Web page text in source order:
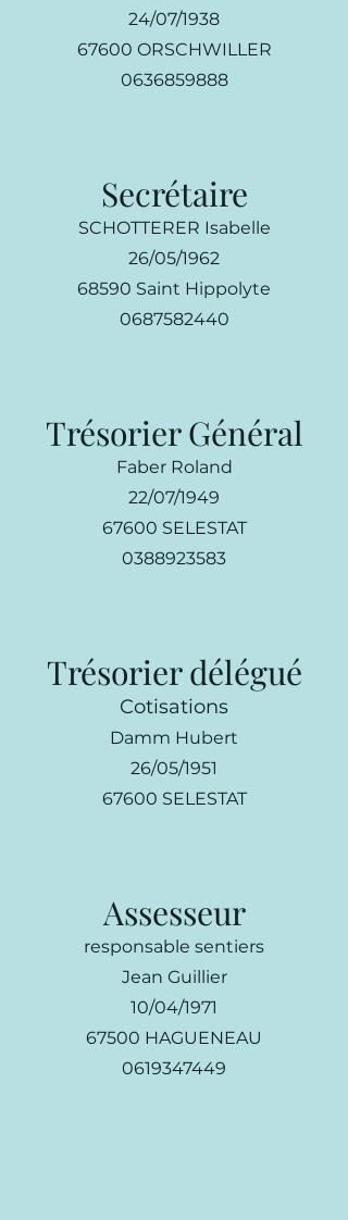
24/07/1938
67600 ORSCHWILLER
0636859888
Secrétaire
SCHOTTERER Isabelle
26/05/1962
68590 Saint Hippolyte
0687582440
Trésorier Général
Faber Roland
22/07/1949
67600 SELESTAT
0388923583
Trésorier délégué
Cotisations
Damm Hubert
26/05/1951
67600 SELESTAT
Assesseur
responsable sentiers
Jean Guillier
10/04/1971
67500 HAGUENEAU
0619347449